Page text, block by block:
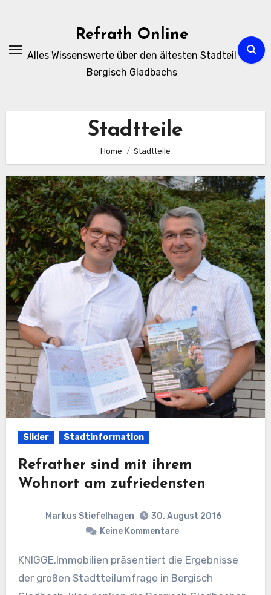
Refrath Online
Alles Wissenswerte über den ältesten Stadteil
Bergisch Gladbachs
Stadtteile
Home Stadtteile
Slider Stadtinformation
Refrather sind mit ihrem
Wohnort am zufriedensten
Markus Stiefelhagen
30. August 2016
Keine Kommentare
KNIGGE.Immobilien präsentiert die Ergebnisse
der großen Stadtteilumfrage in Bergisch